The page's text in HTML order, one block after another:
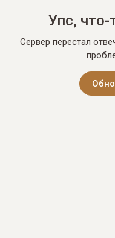
Упс,
Сервер перестал